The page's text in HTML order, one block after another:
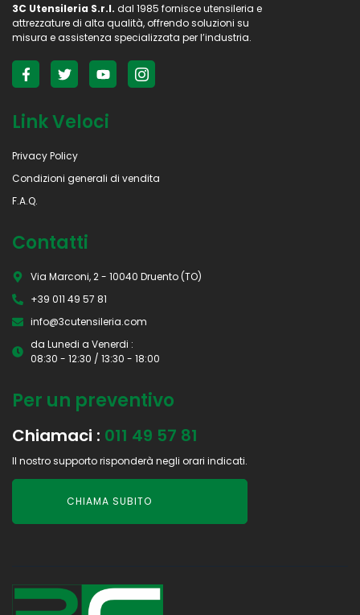
3C Utensileria S.r.l. dal 1985 fornisce utensileria e
attrezzature di alta qualità, offrendo soluzioni su
misura e assistenza specializzata per l’industria.
Link Veloci
Privacy Policy
Condizioni generali di vendita
F.A.Q.
Contatti
Via Marconi, 2 - 10040 Druento (TO)
+39 011 49 57 81
info@3cutensileria.com
da Lunedi a Venerdi :
08:30 - 12:30 / 13:30 - 18:00
Per un preventivo
Chiamaci : 011 49 57 81
Il nostro supporto risponderà negli orari indicati.
CHIAMA SUBITO